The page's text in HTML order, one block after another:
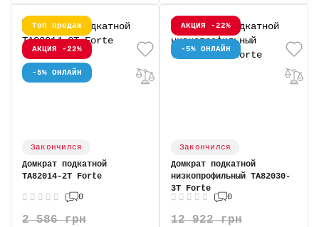
Топ продаж
АКЦИЯ -22%
-5% ОНЛАЙН
Закончился
Домкрат подкатной
TA82014-2T Forte
0
2 586 грн
АКЦИЯ -22%
-5% ОНЛАЙН
Закончился
Домкрат подкатной
низкопрофильный TA82030-
3T Forte
0
12 922 грн